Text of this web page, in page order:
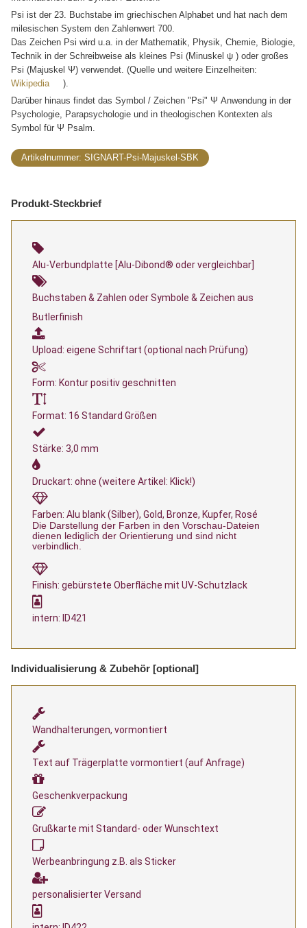
Psi ist der 23. Buchstabe im griechischen Alphabet und hat nach dem
milesischen System den Zahlenwert 700.
Das Zeichen Psi wird u.a. in der Mathematik, Physik, Chemie, Biologie,
Technik in der Schreibweise als kleines Psi (Minuskel ψ ) oder großes
Psi (Majuskel Ψ) verwendet. (Quelle und weitere Einzelheiten:
Wikipedia
).
Darüber hinaus findet das Symbol / Zeichen "Psi" Ψ Anwendung in der
Psychologie, Parapsychologie und in theologischen Kontexten als
Symbol für Ψ Psalm.
Artikelnummer: SIGNART-Psi-Majuskel-SBK
Produkt-Steckbrief
Alu-Verbundplatte [Alu-Dibond® oder vergleichbar]
Buchstaben & Zahlen oder Symbole & Zeichen aus
Butlerfinish
Upload: eigene Schriftart (optional nach Prüfung)
Form: Kontur positiv geschnitten
Format: 16 Standard Größen
Stärke: 3,0 mm
Druckart: ohne (weitere Artikel: Klick!)
Farben: Alu blank (Silber), Gold, Bronze, Kupfer, Rosé
Die Darstellung der Farben in den Vorschau-Dateien
dienen lediglich der Orientierung und sind nicht
verbindlich.
Finish: gebürstete Oberfläche mit UV-Schutzlack
intern: ID421
Individualisierung & Zubehör [optional]
Wandhalterungen, vormontiert
Text auf Trägerplatte vormontiert (auf Anfrage)
Geschenkverpackung
Grußkarte mit Standard- oder Wunschtext
Werbeanbringung z.B. als Sticker
personalisierter Versand